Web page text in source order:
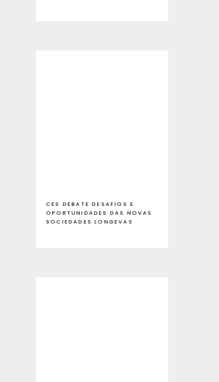
CES DEBATE DESAFIOS E
OPORTUNIDADES DAS NOVAS
SOCIEDADES LONGEVAS